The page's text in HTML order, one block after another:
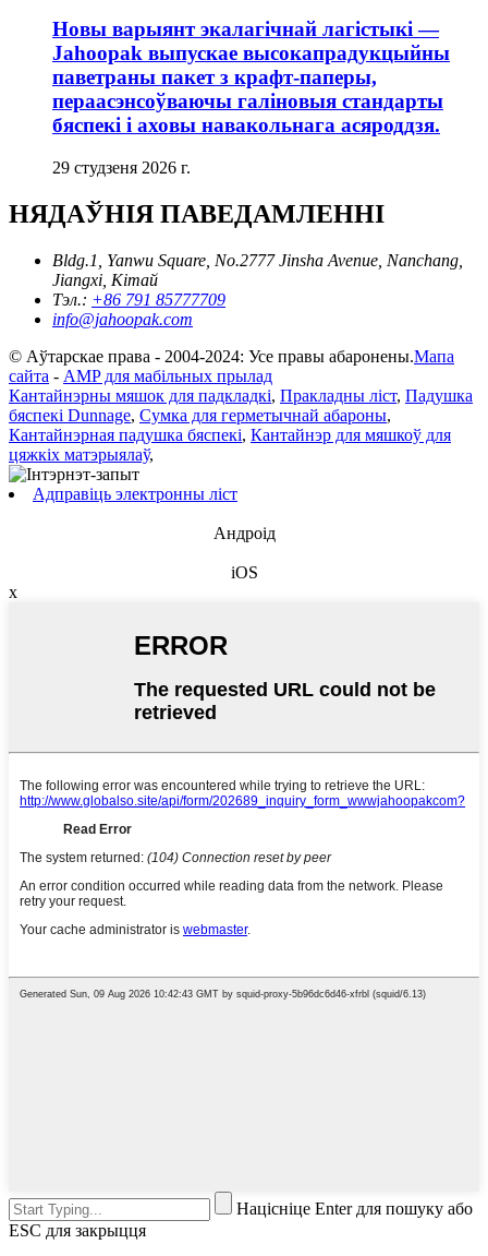
Новы варыянт экалагічнай лагістыкі —
Jahoopak выпускае высокапрадукцыйны
паветраны пакет з крафт-паперы,
пераасэнсоўваючы галіновыя стандарты
бяспекі і аховы навакольнага асяроддзя.
29 студзеня 2026 г.
НЯДАЎНІЯ ПАВЕДАМЛЕННІ
Bldg.1, Yanwu Square, No.2777 Jinsha Avenue, Nanchang,
Jiangxi, Кітай
Тэл.: +86 791 85777709
info@jahoopak.com
© Аўтарскае права - 2004-2024: Усе правы абаронены.Мапа
сайта - AMP для мабільных прылад
Кантайнэрны мяшок для падкладкі, Пракладны ліст, Падушка
бяспекі Dunnage, Сумка для герметычнай абароны,
Кантайнэрная падушка бяспекі, Кантайнэр для мяшкоў для
цяжкіх матэрыялаў,
Адправіць электронны ліст
Андроід
iOS
x
Націсніце Enter для пошуку або
ESC для закрыцця